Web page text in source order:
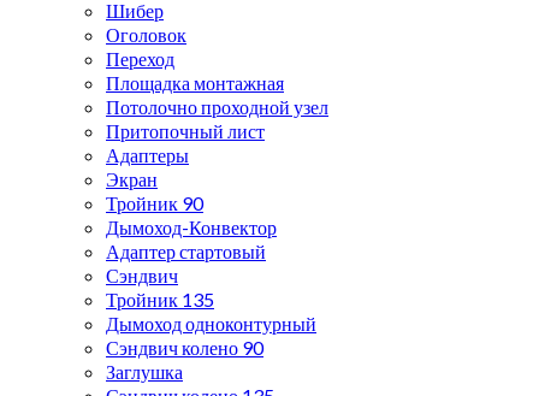
Шибер
Оголовок
Переход
Площадка монтажная
Потолочно проходной узел
Притопочный лист
Адаптеры
Экран
Тройник 90
Дымоход-Конвектор
Адаптер стартовый
Сэндвич
Тройник 135
Дымоход одноконтурный
Сэндвич колено 90
Заглушка